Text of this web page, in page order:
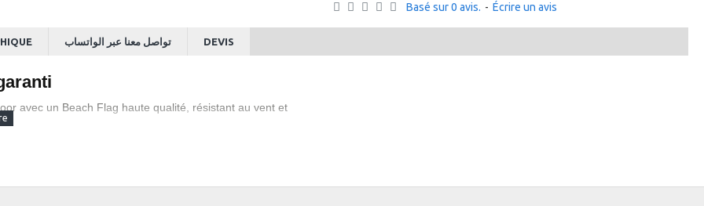
Basé sur 0 avis. - Écrire un avis
تواصل معنا عبر الواتساب DEVIS
avec un Beach Flag haute qualité, résistant au vent et